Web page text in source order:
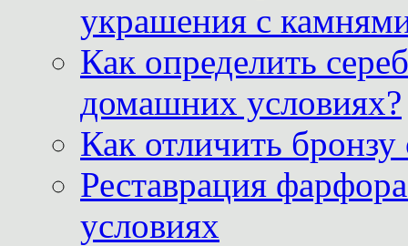
украшения с
Как определить
домашних условиях?
Как отличить
Реставрация
условиях